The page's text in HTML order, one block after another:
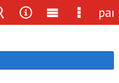
Narzędzia
MenuMenu